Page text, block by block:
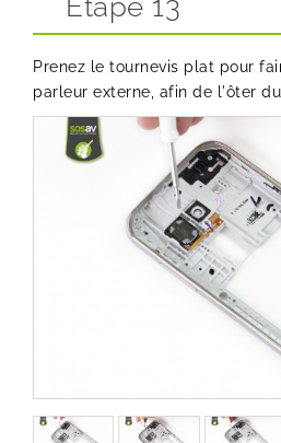
Etape 13
Prenez le tournevis plat pour
parleur externe, afin de l'ôter